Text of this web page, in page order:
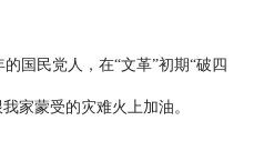
国民党人，在“文革”初期“破四
家蒙受的灾难火上加油。